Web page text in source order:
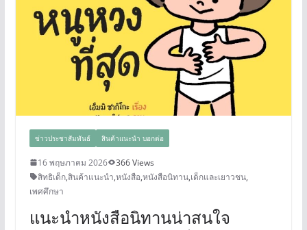
ข่าวประชาสัมพันธ์ สินค้าแนะนำ บอกต่อ
16 พฤษภาคม 2026
366 Views
สิทธิเด็ก,สินค้าแนะนำ,หนังสือ,หนังสือนิทาน,เด็กและเยาวชน,
เพศศึกษา
แนะนำหนังสือนิทานน่าสนใจ